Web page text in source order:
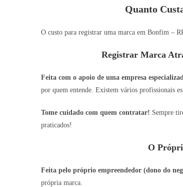
Quanto
O custo para registrar uma marca em Bonfim –
Registrar Marca
Feita com o apoio de uma empresa
por quem entende. Existem vários profissionais
Tome cuidado com quem contratar! Sempre
praticados!
O
Feita pelo próprio empreendedor (dono do
própria marca.